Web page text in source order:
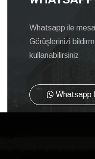
Whatsapp ile
Görüşlerinizi
kullanabilirsiniz
Whatsapp